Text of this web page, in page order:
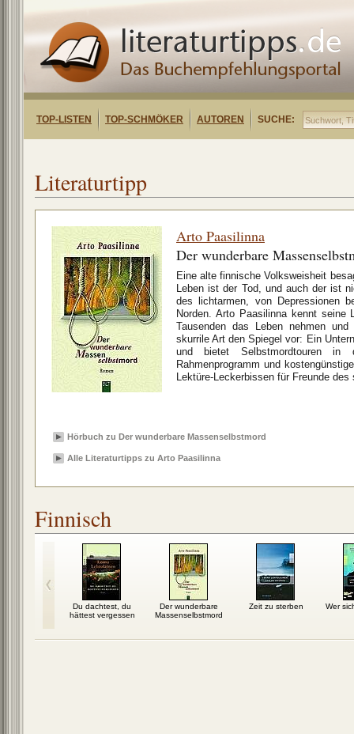
TOP-LISTEN TOP-SCHMÖKER AUTOREN SUCHE:
Literaturtipp
Arto Paasilinna
Der wunderbare
Eine alte finnische Volksweisheit
Leben ist der Tod, und auch der ist
des lichtarmen, von Depressionen
Norden. Arto Paasilinna kennt
Tausenden das Leben nehmen
skurrile Art den Spiegel vor: Ein
und bietet Selbstmordtouren in
Rahmenprogramm und
Lektüre-Leckerbissen für Freunde des
Hörbuch zu Der wunderbare Massenselbstmord
Alle Literaturtipps zu Arto Paasilinna
Finnisch
Du dachtest, du
hättest vergessen
Der wunderbare
Massenselbstmord
Zeit zu sterben Wer